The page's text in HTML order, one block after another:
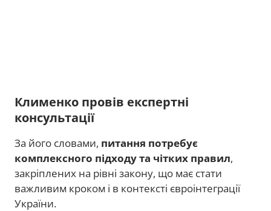
Клименко провів експертні
консультації
За його словами, питання потребує
комплексного підходу та чітких правил,
закріплених на рівні закону, що має стати
важливим кроком і в контексті євроінтеграції
України.